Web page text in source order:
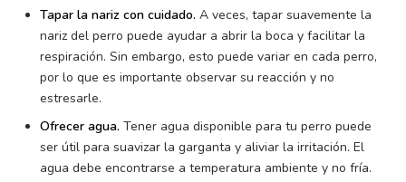
Tapar la nariz con cuidado. A veces, tapar suavemente la
nariz del perro puede ayudar a abrir la boca y facilitar la
respiración. Sin embargo, esto puede variar en cada perro,
por lo que es importante observar su reacción y no
estresarle.
Ofrecer agua. Tener agua disponible para tu perro puede
ser útil para suavizar la garganta y aliviar la irritación. El
agua debe encontrarse a temperatura ambiente y no fría.